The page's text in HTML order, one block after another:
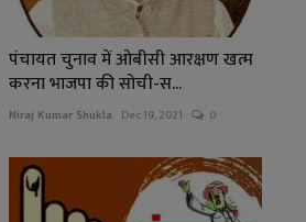
पंचायत चुनाव में ओबीसी आरक्षण खत्म
करना भाजपा की सोची-स...
Niraj Kumar Shukla Dec 19, 2021 0